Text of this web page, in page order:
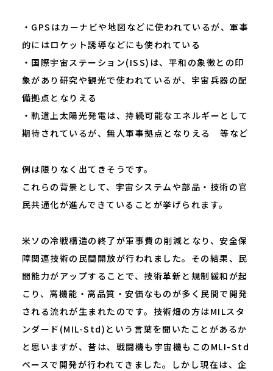
・GPSはカーナビや地図などに使われているが、軍事
的にはロケット誘導などにも使われている
・国際宇宙ステーション(ISS)は、平和の象徴との印
象があり研究や観光で使われているが、宇宙兵器の配
備拠点となりえる
・軌道上太陽光発電は、持続可能なエネルギーとして
期待されているが、無人軍事拠点となりえる 等など
例は限りなく出てきそうです。
これらの背景として、宇宙システムや部品・技術の官
民共通化が進んできていることが挙げられます。
米ソの冷戦構造の終了が軍事費の削減となり、安全保
障関連技術の民間開放が行われました。その結果、民
間能力がアップすることで、技術革新と規制緩和が起
こり、高機能・高品質・安価なものが多く民間で開発
される流れが生まれたのです。技術畑の方はMILスタ
ンダード(MIL-Std)という言葉を聞いたことがあるか
と思いますが、昔は、戦闘機も宇宙機もこのMLI-Std
ベースで開発が行われてきました。しかし現在は、企